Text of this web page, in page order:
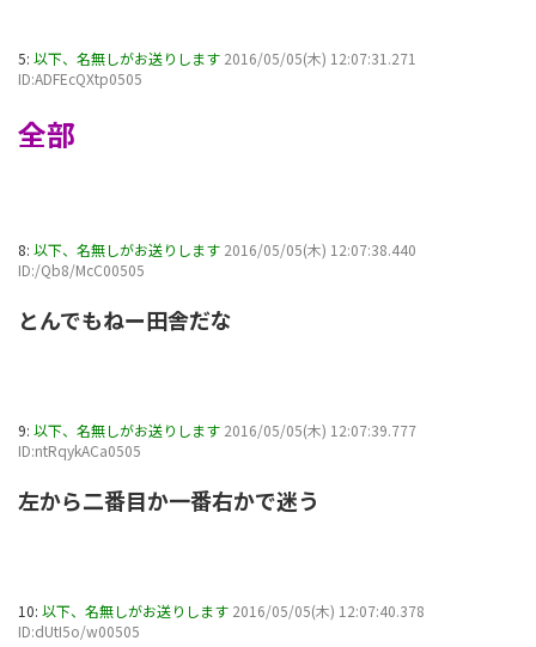
5: 以下、名無しがお送りします 2016/05/05(木) 12:07:31.271
ID:ADFEcQXtp0505
全部
8: 以下、名無しがお送りします 2016/05/05(木) 12:07:38.440
ID:/Qb8/McC00505
とんでもねー田舎だな
9: 以下、名無しがお送りします 2016/05/05(木) 12:07:39.777
ID:ntRqykACa0505
左から二番目か一番右かで迷う
10: 以下、名無しがお送りします 2016/05/05(木) 12:07:40.378
ID:dUtI5o/w00505